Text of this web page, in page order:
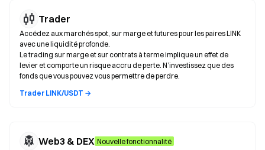
Trader
Accédez aux marchés spot, sur marge et futures pour les paires LINK
avec une liquidité profonde.
Le trading sur marge et sur contrats à terme implique un effet de
levier et comporte un risque accru de perte. N’investissez que des
fonds que vous pouvez vous permettre de perdre.
Trader LINK/USDT →
Web3 & DEX Nouvelle fonctionnalité